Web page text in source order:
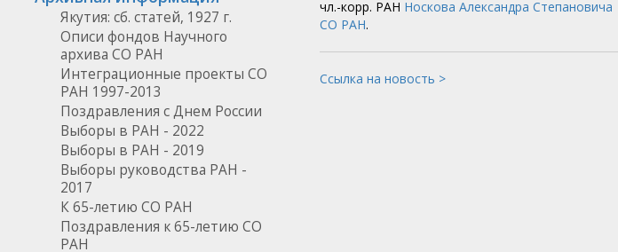
Якутия: сб. статей, 1927 г.
Описи фондов Научного
архива СО РАН
Интеграционные проекты СО
РАН 1997-2013
Поздравления с Днем России
Выборы в РАН - 2022
Выборы в РАН - 2019
Выборы руководства РАН -
2017
К 65-летию СО РАН
Поздравления к 65-летию СО
РАН
чл.-корр. РАН Носкова Александра Степановича
СО РАН.
Ссылка на новость >